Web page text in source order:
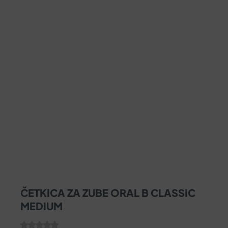
ČETKICA ZA ZUBE ORAL B CLASSIC
MEDIUM